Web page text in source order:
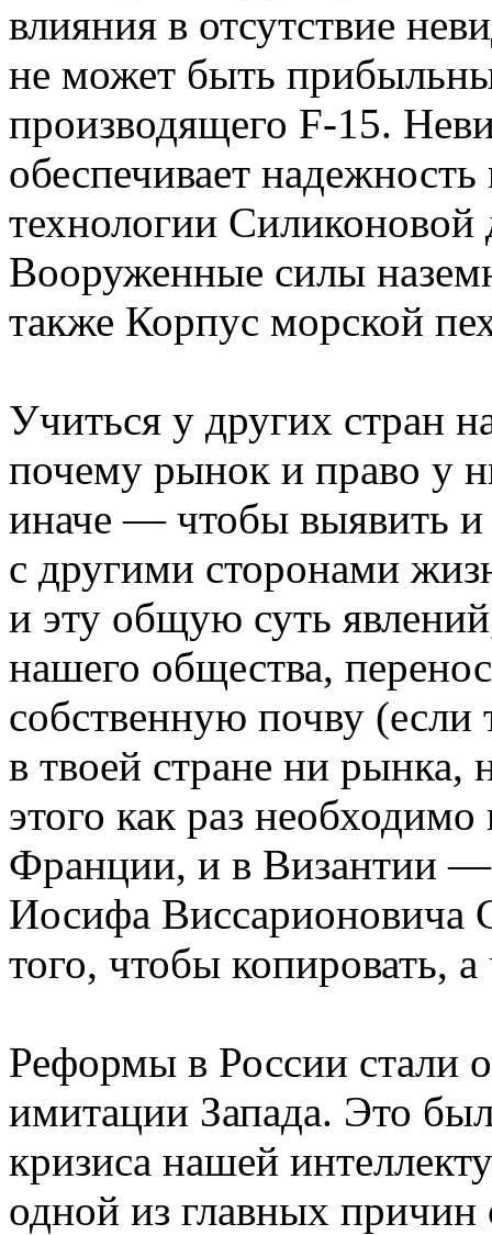
влияния в отсутствие
не может быть
производящего F-15.
обеспечивает
технологии Силиконовой
Вооруженные силы
также Корпус морской
Учиться у других стран
почему рынок и право у
иначе — чтобы выявить и
с другими сторонами
и эту общую суть
нашего общества,
собственную почву (если
в твоей стране ни рынка,
этого как раз
Франции, и в Византии
Иосифа Виссарионовича
того, чтобы копировать,
Реформы в России стали
имитации Запада. Это
кризиса нашей
одной из главных